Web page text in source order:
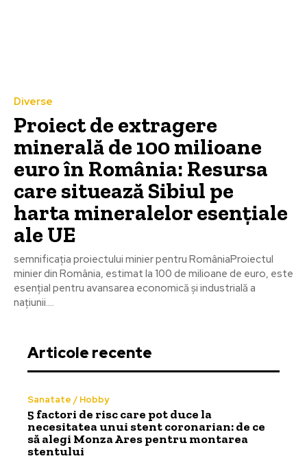
Diverse
Proiect de extragere
minerală de 100 milioane
euro în România: Resursa
care situează Sibiul pe
harta mineralelor esențiale
ale UE
semnificația proiectului minier pentru RomâniaProiectul
minier din România, estimat la 100 de milioane de euro, este
esențial pentru avansarea economică și industrială a
națiunii....
Articole recente
Sanatate / Hobby
5 factori de risc care pot duce la
necesitatea unui stent coronarian: de ce
să alegi Monza Ares pentru montarea
stentului